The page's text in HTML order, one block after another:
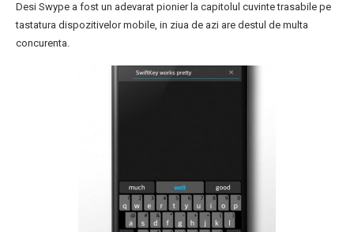
Desi Swype a fost un adevarat pionier la capitolul cuvinte trasabile pe
tastatura dispozitivelor mobile, in ziua de azi are destul de multa
concurenta.